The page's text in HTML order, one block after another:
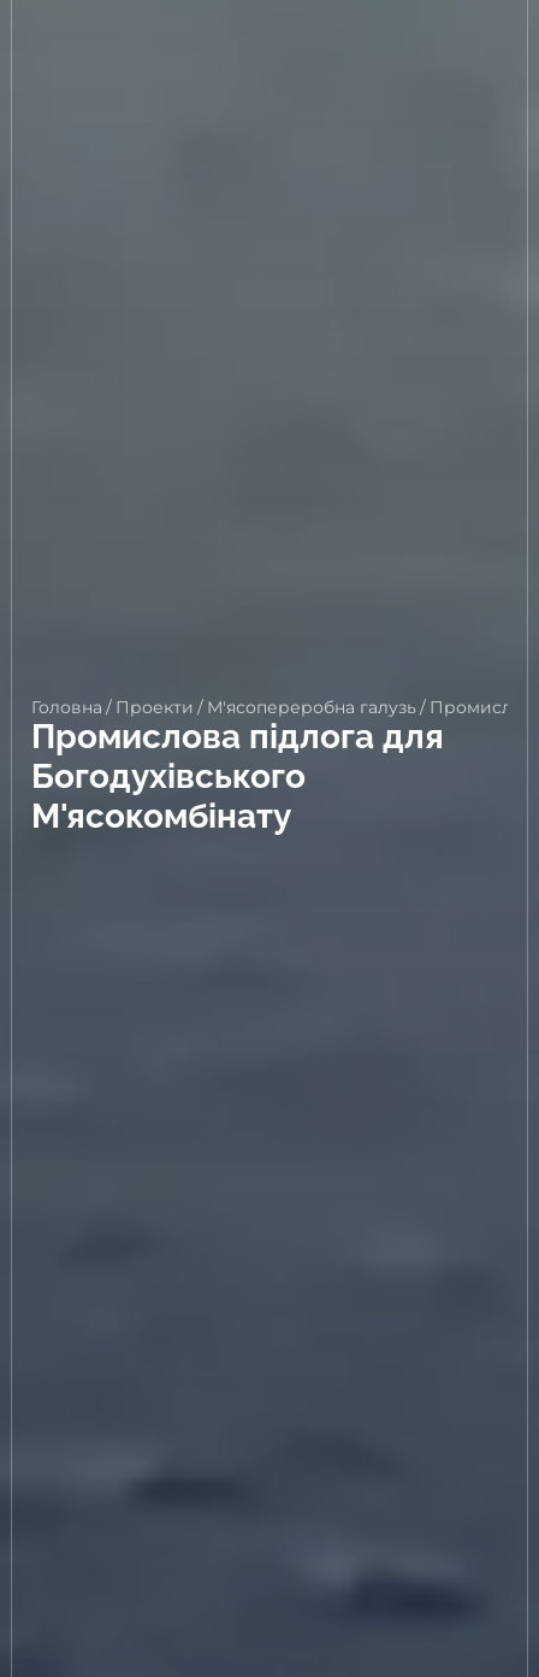
Головна / Проекти / М'ясопереробна галузь/ Промислова
Промислова підлога для
Богодухівського
М'ясокомбінату